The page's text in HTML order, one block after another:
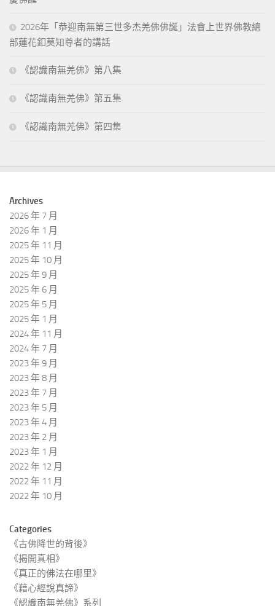
2026年「恭迎南無第三世多杰羌佛佛誕」法會上世界佛教總
部蓮花釦莫知尊者的講話
《認識南無羌佛》第八集
《認識南無羌佛》第五集
《認識南無羌佛》第四集
Archives
2026 年 7 月
2026 年 1 月
2025 年 11 月
2025 年 10 月
2025 年 9 月
2025 年 6 月
2025 年 5 月
2025 年 1 月
2024 年 11 月
2024 年 7 月
2023 年 9 月
2023 年 8 月
2023 年 7 月
2023 年 5 月
2023 年 4 月
2023 年 2 月
2023 年 1 月
2022 年 12 月
2022 年 11 月
2022 年 10 月
Categories
《古佛降世的背後》
《揭開真相》
《真正的佛法在哪里》
《藉心經說真諦》
《認識南無羌佛》系列